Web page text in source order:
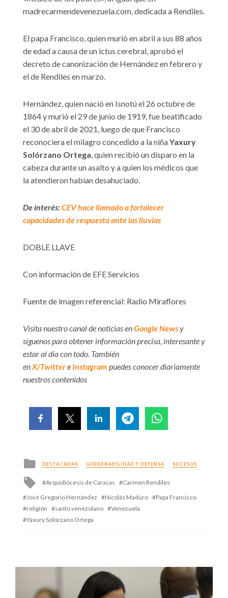
madrecarmendevenezuela.com, dedicada a Rendiles.
El papa Francisco, quien murió en abril a sus 88 años
de edad a causa de un ictus cerebral, aprobó el
decreto de canonización de Hernández en febrero y
el de Rendiles en marzo.
Hernández, quien nació en Isnotú el 26 octubre de
1864 y murió el 29 de junio de 1919, fue beatificado
el 30 de abril de 2021, luego de que Francisco
reconociera el milagro concedido a la niñaYaxury
Solórzano Ortega, quien recibió un disparo en la
cabeza durante un asalto y a quien los médicos que
la atendieron habían desahuciado.
De interés:CEV hace llamado a fortalecer
capacidades de respuesta ante las lluvias
DOBLE LLAVE
Con información de EFE Servicios
Fuente de imagen referencial: Radio Miraflores
Visita nuestro canal de noticias enGoogle Newsy
síguenos para obtener información precisa, interesante y
estar al día con todo. También
enX/Twittere Instagram puedes conocer diariamente
nuestros contenidos
Posted
in
DESTACADAS GOBERNABILIDAD Y DEFENSA SUCESOS
Tagged
Arquidiócesis de Caracas
Carmen Rendiles
José Gregorio Hernández
Nicolás Maduro
Papa Francisco
religión
santo venezolano
Venezuela
Yaxury Solórzano Ortega